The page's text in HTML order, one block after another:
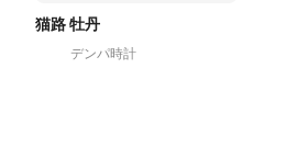
猫路 牡丹
デンパ時計